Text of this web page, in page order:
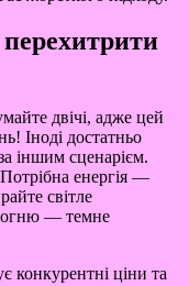
двічі, адже цей
Іноді достатньо
іншим сценарієм.
енергія —
світле
— темне
конкурентні ціни та